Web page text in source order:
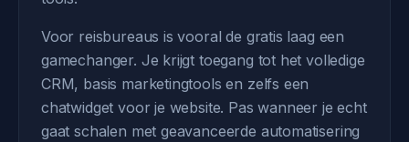
Voor reisbureaus is vooral de gratis laag een
gamechanger. Je krijgt toegang tot het volledige
CRM, basis marketingtools en zelfs een
chatwidget voor je website. Pas wanneer je echt
gaat schalen met geavanceerde automatisering